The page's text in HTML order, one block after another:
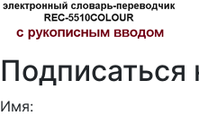
Подписаться
Имя: